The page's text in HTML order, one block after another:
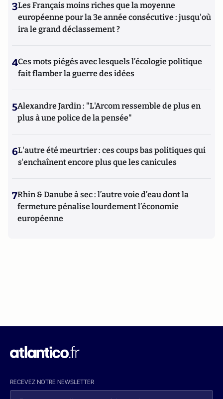
3Les Français moins riches que la moyenne
européenne pour la 3e année consécutive : jusqu'où
ira le grand déclassement ?
4Ces mots piégés avec lesquels l’écologie politique
fait flamber la guerre des idées
5Alexandre Jardin : "L'Arcom ressemble de plus en
plus à une police de la pensée"
6L'autre été meurtrier : ces coups bas politiques qui
s'enchaînent encore plus que les canicules
7Rhin & Danube à sec : l’autre voie d’eau dont la
fermeture pénalise lourdement l’économie
européenne
RECEVEZ NOTRE NEWSLETTER